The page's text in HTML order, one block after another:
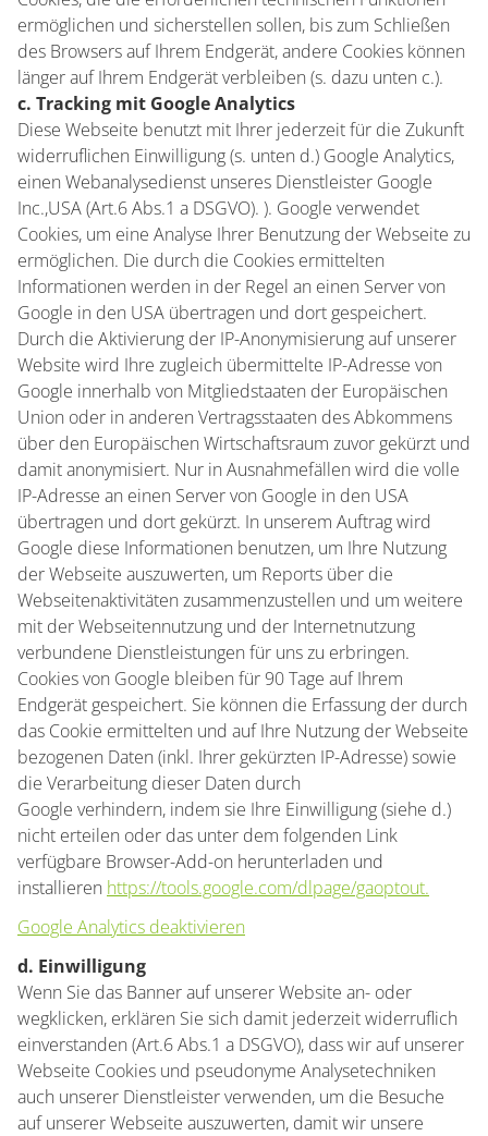
ermöglichen und sicherstellen sollen, bis zum Schließen
des Browsers auf Ihrem Endgerät, andere Cookies können
länger auf Ihrem Endgerät verbleiben (s. dazu unten c.).
c. Tracking mit Google Analytics
Diese Webseite benutzt mit Ihrer jederzeit für die Zukunft
widerruflichen Einwilligung (s. unten d.) Google Analytics,
einen Webanalysedienst unseres Dienstleister Google
Inc.,USA (Art.6 Abs.1 a DSGVO). ). Google verwendet
Cookies, um eine Analyse Ihrer Benutzung der Webseite zu
ermöglichen. Die durch die Cookies ermittelten
Informationen werden in der Regel an einen Server von
Google in den USA übertragen und dort gespeichert.
Durch die Aktivierung der IP-Anonymisierung auf unserer
Website wird Ihre zugleich übermittelte IP-Adresse von
Google innerhalb von Mitgliedstaaten der Europäischen
Union oder in anderen Vertragsstaaten des Abkommens
über den Europäischen Wirtschaftsraum zuvor gekürzt und
damit anonymisiert. Nur in Ausnahmefällen wird die volle
IP-Adresse an einen Server von Google in den USA
übertragen und dort gekürzt. In unserem Auftrag wird
Google diese Informationen benutzen, um Ihre Nutzung
der Webseite auszuwerten, um Reports über die
Webseitenaktivitäten zusammenzustellen und um weitere
mit der Webseitennutzung und der Internetnutzung
verbundene Dienstleistungen für uns zu erbringen.
Cookies von Google bleiben für 90 Tage auf Ihrem
Endgerät gespeichert. Sie können die Erfassung der durch
das Cookie ermittelten und auf Ihre Nutzung der Webseite
bezogenen Daten (inkl. Ihrer gekürzten IP-Adresse) sowie
die Verarbeitung dieser Daten durch
Google verhindern, indem sie Ihre Einwilligung (siehe d.)
nicht erteilen oder das unter dem folgenden Link
verfügbare Browser-Add-on herunterladen und
installieren https://tools.google.com/dlpage/gaoptout.
Google Analytics deaktivieren
d. Einwilligung
Wenn Sie das Banner auf unserer Website an- oder
wegklicken, erklären Sie sich damit jederzeit widerruflich
einverstanden (Art.6 Abs.1 a DSGVO), dass wir auf unserer
Webseite Cookies und pseudonyme Analysetechniken
auch unserer Dienstleister verwenden, um die Besuche
auf unserer Webseite auszuwerten, damit wir unsere